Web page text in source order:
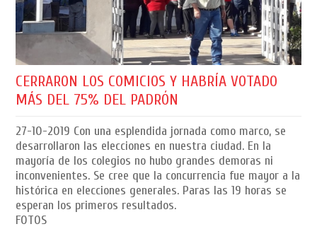
CERRARON LOS COMICIOS Y HABRÍA VOTADO
MÁS DEL 75% DEL PADRÓN
27-10-2019 Con una esplendida jornada como marco, se
desarrollaron las elecciones en nuestra ciudad. En la
mayoría de los colegios no hubo grandes demoras ni
inconvenientes. Se cree que la concurrencia fue mayor a la
histórica en elecciones generales. Paras las 19 horas se
esperan los primeros resultados.
FOTOS